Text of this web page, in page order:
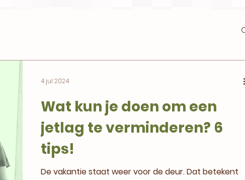
Wat kun je doen om een
jetlag te verminderen? 6
tips!
De vakantie staat weer voor de deur. Dat betekent
4 jul 2024